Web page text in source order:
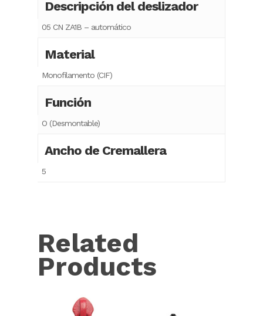
Descripción del deslizador
05 CN ZA1B – automático
Material
Monofilamento (CIF)
Función
O (Desmontable)
Ancho de Cremallera
5
Related
Products